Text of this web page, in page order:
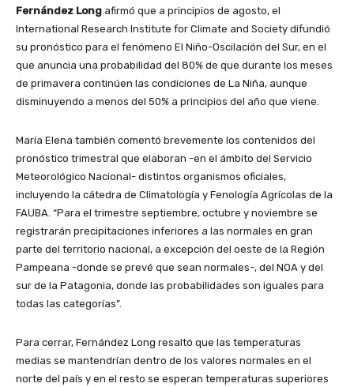
Fernández Long afirmó que a principios de agosto, el
International Research Institute for Climate and Society difundió
su pronóstico para el fenómeno El Niño-Oscilación del Sur, en el
que anuncia una probabilidad del 80% de que durante los meses
de primavera continúen las condiciones de La Niña, aunque
disminuyendo a menos del 50% a principios del año que viene.
María Elena también comentó brevemente los contenidos del
pronóstico trimestral que elaboran -en el ámbito del Servicio
Meteorológico Nacional- distintos organismos oficiales,
incluyendo la cátedra de Climatología y Fenología Agrícolas de la
FAUBA. “Para el trimestre septiembre, octubre y noviembre se
registrarán precipitaciones inferiores a las normales en gran
parte del territorio nacional, a excepción del oeste de la Región
Pampeana -donde se prevé que sean normales-, del NOA y del
sur de la Patagonia, donde las probabilidades son iguales para
todas las categorías”.
Para cerrar, Fernández Long resaltó que las temperaturas
medias se mantendrían dentro de los valores normales en el
norte del país y en el resto se esperan temperaturas superiores